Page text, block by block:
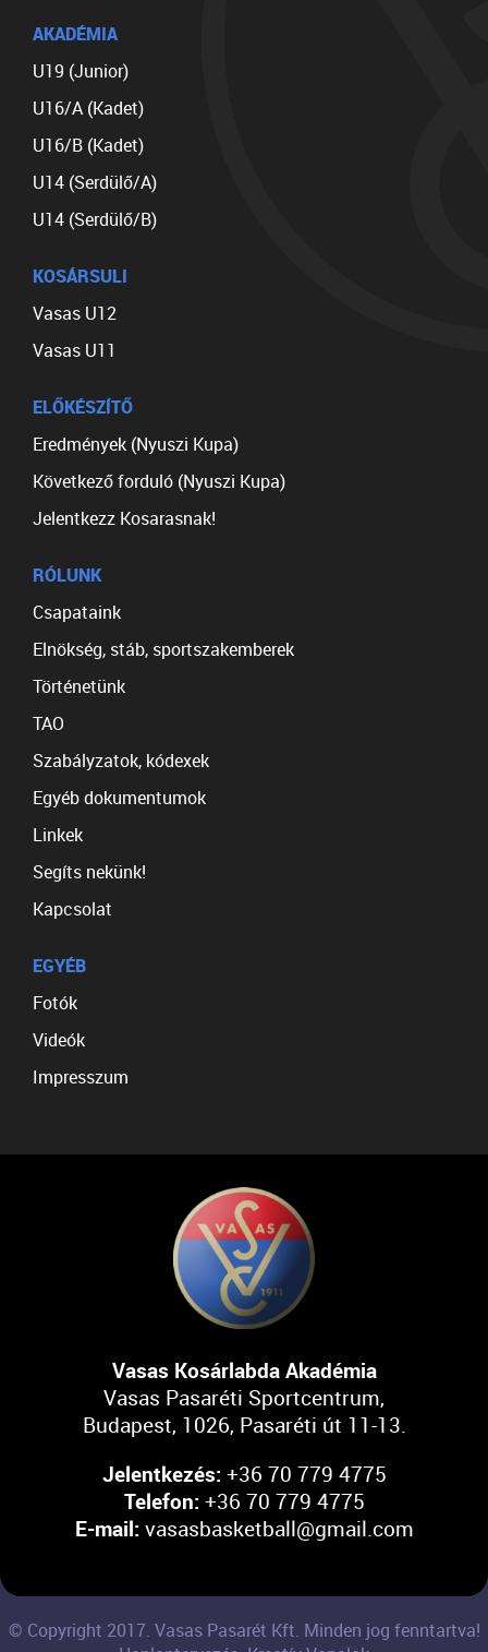
AKADÉMIA
U19 (Junior)
U16/A (Kadet)
U16/B (Kadet)
U14 (Serdülő/A)
U14 (Serdülő/B)
KOSÁRSULI
Vasas U12
Vasas U11
ELŐKÉSZÍTŐ
Eredmények (Nyuszi Kupa)
Következő forduló (Nyuszi Kupa)
Jelentkezz Kosarasnak!
RÓLUNK
Csapataink
Elnökség, stáb, sportszakemberek
Történetünk
TAO
Szabályzatok, kódexek
Egyéb dokumentumok
Linkek
Segíts nekünk!
Kapcsolat
EGYÉB
Fotók
Videók
Impresszum
Vasas Kosárlabda Akadémia
Vasas Pasaréti Sportcentrum,
Budapest, 1026, Pasaréti út 11-13.
Jelentkezés: +36 70 779 4775
Telefon: +36 70 779 4775
E-mail: vasasbasketball@gmail.com
© Copyright 2017. Vasas Pasarét Kft. Minden jog fenntartva!